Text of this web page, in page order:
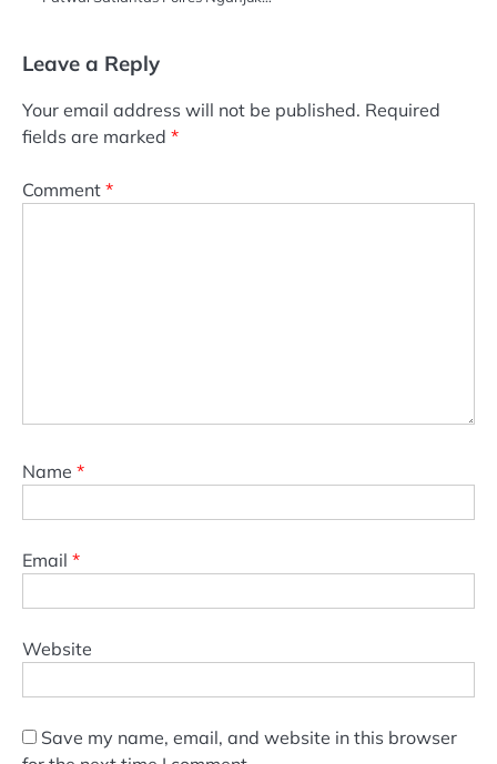
Leave a Reply
Your email address will not be published. Required
fields are marked *
Comment *
Name *
Email *
Website
Save my name, email, and website in this browser